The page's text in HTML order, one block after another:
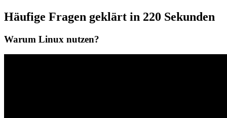
Häufige Fragen geklärt in 220 Sekunden
Warum Linux nutzen?